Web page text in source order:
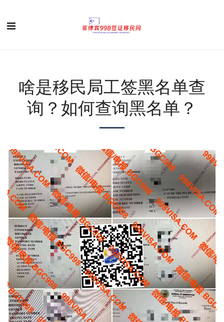
啥是移民局工签黑名单查
询？如何查询黑名单？